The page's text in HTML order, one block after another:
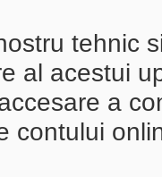
tehnic
al acestui
a
contului